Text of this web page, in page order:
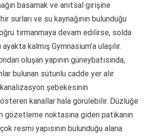
basamak ve anıtsal girişine
surları ve su kaynağının bulunduğu
tırmanmaya devam edilirse, solda
kalmış Gymnasium’a ulaşılır.
oluşan yapının güneybatısında,
bulunan sütunlu cadde yer alır.
kanalizasyon şebekesinin
kanallar hala görülebilir. Düzlüğe
gözetleme noktasına giden patikanın
resmi yapısının bulunduğu alana